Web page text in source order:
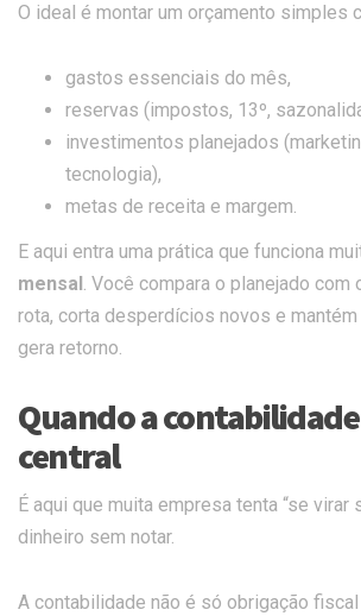
O ideal é montar um orçamento simples
gastos essenciais do mês,
reservas (impostos, 13º,
investimentos planejados
tecnologia),
metas de receita e margem.
E aqui entra uma prática que funciona
mensal . Você compara o planejado com
rota, corta desperdícios novos e
gera retorno.
Quando a
central
É aqui que muita empresa tenta “se virar
dinheiro sem notar.
A contabilidade não é só obrigação